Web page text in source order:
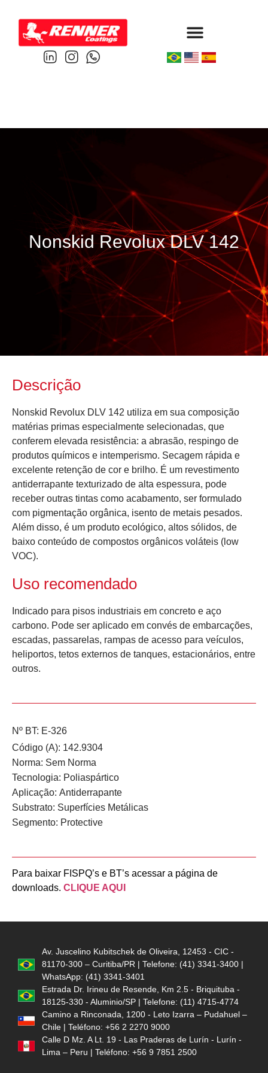
Nonskid Revolux DLV 142
Descrição
Nonskid Revolux DLV 142 utiliza em sua composição
matérias primas especialmente selecionadas, que
conferem elevada resistência: a abrasão, respingo de
produtos químicos e intemperismo. Secagem rápida e
excelente retenção de cor e brilho. É um revestimento
antiderrapante texturizado de alta espessura, pode
receber outras tintas como acabamento, ser formulado
com pigmentação orgânica, isento de metais pesados.
Além disso, é um produto ecológico, altos sólidos, de
baixo conteúdo de compostos orgânicos voláteis (low
VOC).
Uso recomendado
Indicado para pisos industriais em concreto e aço
carbono. Pode ser aplicado em convés de embarcações,
escadas, passarelas, rampas de acesso para veículos,
heliportos, tetos externos de tanques, estacionários, entre
outros.
Nº BT: E-326
Código (A): 142.9304
Norma: Sem Norma
Tecnologia: Poliaspártico
Aplicação: Antiderrapante
Substrato: Superfícies Metálicas
Segmento: Protective
Para baixar FISPQ’s e BT’s acessar a página de
downloads. CLIQUE AQUI
Av. Juscelino Kubitschek de Oliveira, 12453 - CIC -
81170-300 – Curitiba/PR | Telefone: (41) 3341-3400 |
WhatsApp: (41) 3341-3401
Estrada Dr. Irineu de Resende, Km 2.5 - Briquituba -
18125-330 - Aluminio/SP | Telefone: (11) 4715-4774
Camino a Rinconada, 1200 - Leto Izarra – Pudahuel –
Chile | Teléfono: +56 2 2270 9000
Calle D Mz. A Lt. 19 - Las Praderas de Lurín - Lurín -
Lima – Peru | Teléfono: +56 9 7851 2500